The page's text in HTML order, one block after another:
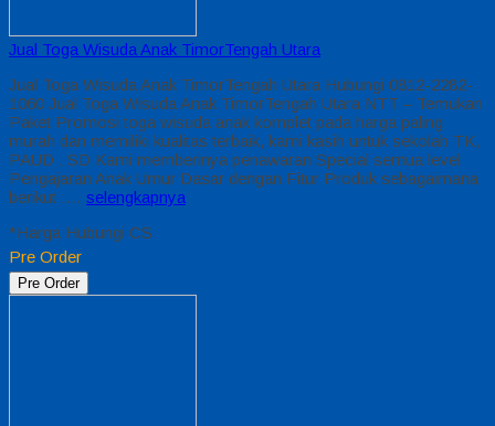
Jual Toga Wisuda Anak TimorTengah Utara
Jual Toga Wisuda Anak TimorTengah Utara Hubungi 0812-2282-
1060 Jual Toga Wisuda Anak TimorTengah Utara NTT – Temukan
Paket Promosi toga wisuda anak komplet pada harga paling
murah dan memiliki kualitas terbaik, kami kasih untuk sekolah TK,
PAUD , SD Kami memberinya penawaran Special semua level
Pengajaran Anak Umur Dasar dengan Fitur Produk sebagaimana
berikut :… selengkapnya
*Harga Hubungi CS
Pre Order
Pre Order